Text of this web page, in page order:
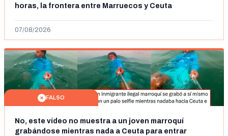
horas, la frontera entre Marruecos y Ceuta
07/08/2026
FALSO
No, este vídeo no muestra a un joven marroquí
grabándose mientras nada a Ceuta para entrar